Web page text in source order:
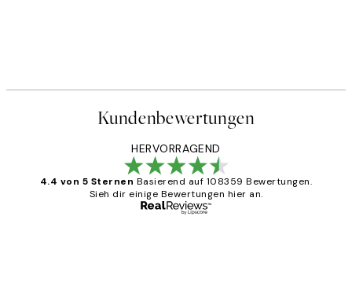
Kundenbewertungen
HERVORRAGEND
4.4 von 5 Sternen Basierend auf 108359 Bewertungen.
Sieh dir einige Bewertungen hier an.